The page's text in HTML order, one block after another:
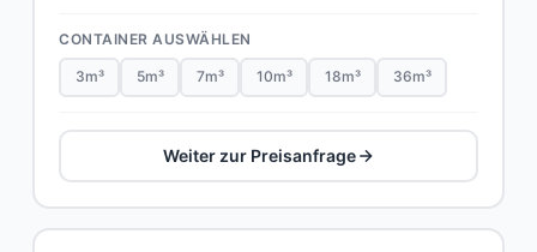
CONTAINER AUSWÄHLEN
3m³ 5m³ 7m³ 10m³ 18m³ 36m³
Weiter zur Preisanfrage